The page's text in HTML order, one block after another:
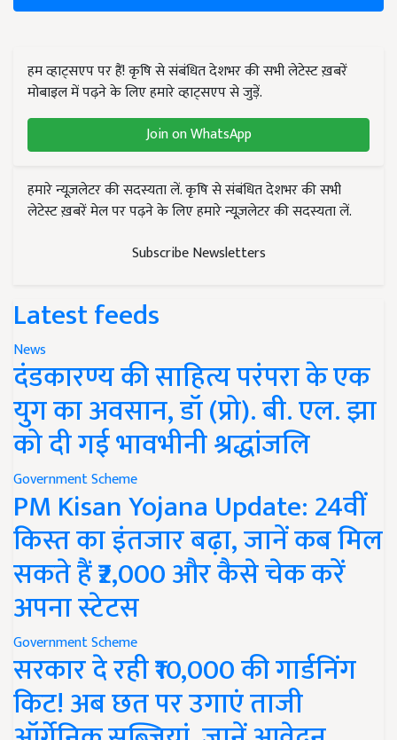
हम व्हाट्सएप पर हैं! कृषि से संबंधित देशभर की सभी लेटेस्ट ख़बरें
मोबाइल में पढ़ने के लिए हमारे व्हाट्सएप से जुड़ें.
Join on WhatsApp
हमारे न्यूज़लेटर की सदस्यता लें. कृषि से संबंधित देशभर की सभी
लेटेस्ट ख़बरें मेल पर पढ़ने के लिए हमारे न्यूज़लेटर की सदस्यता लें.
Subscribe Newsletters
Latest feeds
News
दंडकारण्य की साहित्य परंपरा के एक
युग का अवसान, डॉ (प्रो). बी. एल. झा
को दी गई भावभीनी श्रद्धांजलि
Government Scheme
PM Kisan Yojana Update: 24वीं
किस्त का इंतजार बढ़ा, जानें कब मिल
सकते हैं ₹2,000 और कैसे चेक करें
अपना स्टेटस
Government Scheme
सरकार दे रही ₹10,000 की गार्डनिंग
किट! अब छत पर उगाएं ताजी